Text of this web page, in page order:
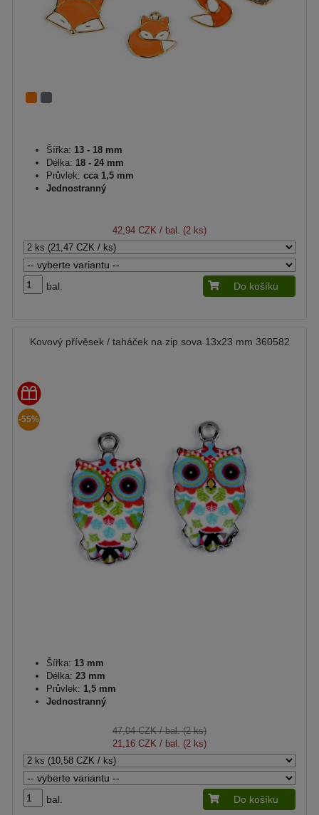
Šířka: 13 - 18 mm
Délka: 18 - 24 mm
Průvlek: cca 1,5 mm
Jednostranný
42,94 CZK / bal. (2 ks)
bal. Do košíku
Kovový přívěsek / taháček na zip sova 13x23 mm 360582
-55%
Šířka: 13 mm
Délka: 23 mm
Průvlek: 1,5 mm
Jednostranný
47,04 CZK/ bal. (2 ks)
21,16 CZK / bal. (2 ks)
bal. Do košíku